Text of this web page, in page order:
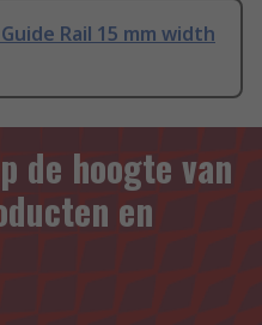
Rail 15 mm width
de hoogte van
en